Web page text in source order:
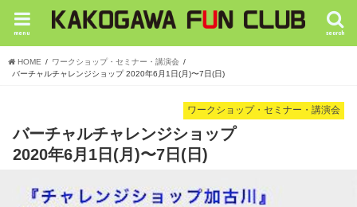
search
menu
HOME
ワークショップ・セミナー・講演会
バーチャルチャレンジショップ 2020年6月1日(月)〜7日(日)
ワークショップ・セミナー・講演会
バーチャルチャレンジショップ
2020年6月1日(月)〜7日(日)